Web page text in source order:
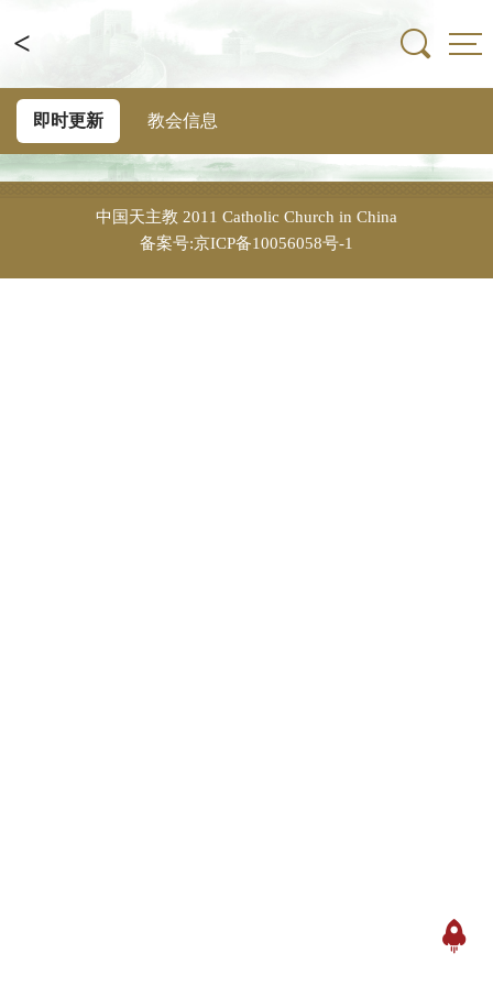
<
即时更新 教会信息
中国天主教 2011 Catholic Church in China
备案号:京ICP备10056058号-1